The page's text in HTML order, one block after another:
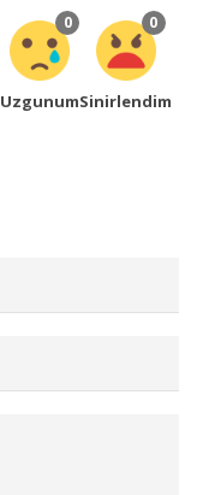
0
Uzgunum
0
Sinirlendim